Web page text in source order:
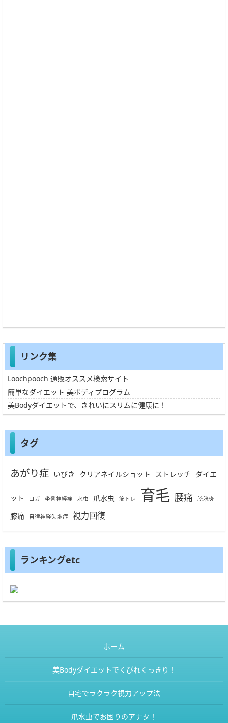
リンク集
Loochpooch 通販オススメ検索サイト
簡単なダイエット 美ボディプログラム
美Bodyダイエットで、きれいにスリムに健康に！
タグ
あがり症 いびき クリアネイルショット ストレッチ ダイエ
ット ヨガ 坐骨神経痛 水虫 爪水虫 筋トレ 育毛 腰痛 膀胱炎
膝痛 自律神経失調症 視力回復
ランキングetc
ホーム
美Bodyダイエットでくびれくっきり！
自宅でラクラク視力アップ法
爪水虫でお困りのアナタ！